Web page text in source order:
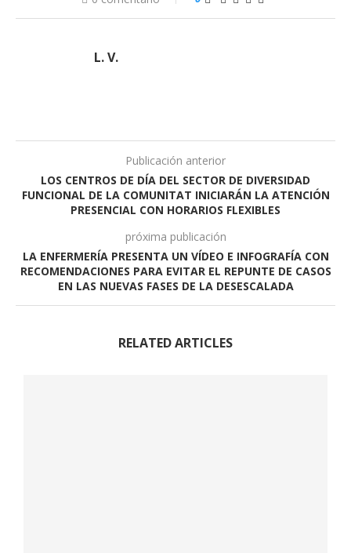
L. V.
Publicación anterior
LOS CENTROS DE DÍA DEL SECTOR DE DIVERSIDAD
FUNCIONAL DE LA COMUNITAT INICIARÁN LA ATENCIÓN
PRESENCIAL CON HORARIOS FLEXIBLES
próxima publicación
LA ENFERMERÍA PRESENTA UN VÍDEO E INFOGRAFÍA CON
RECOMENDACIONES PARA EVITAR EL REPUNTE DE CASOS
EN LAS NUEVAS FASES DE LA DESESCALADA
RELATED ARTICLES